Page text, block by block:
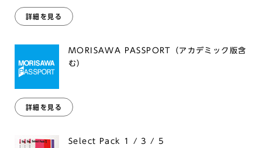
詳細を見る
MORISAWA PASSPORT（アカデミック版含
む）
詳細を見る
Select Pack 1 / 3 / 5